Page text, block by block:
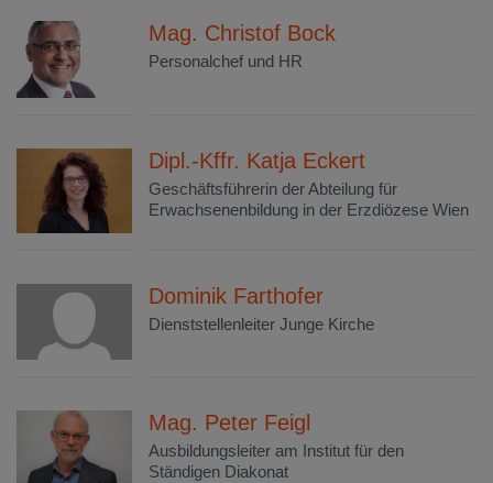
Mag. Christof Bock
Personalchef und HR
Dipl.-Kffr. Katja Eckert
Geschäftsführerin der Abteilung für
Erwachsenenbildung in der Erzdiözese Wien
Dominik Farthofer
Dienststellenleiter Junge Kirche
Mag. Peter Feigl
Ausbildungsleiter am Institut für den
Ständigen Diakonat